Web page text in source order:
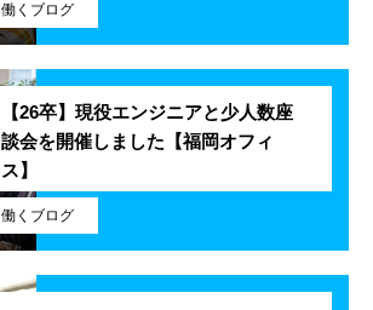
働くブログ
働くブログ
【26卒】現役エンジニアと少人数座
談会を開催しました【福岡オフィ
ス】